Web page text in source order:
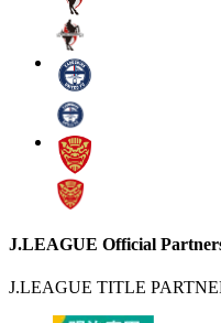
J.LEAGUE Official
J.LEAGUE TITLE